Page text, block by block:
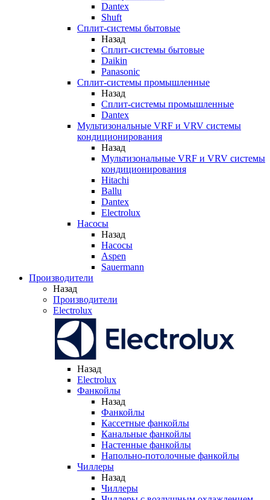
Dantex
Shuft
Сплит-системы бытовые
Назад
Сплит-системы бытовые
Daikin
Panasonic
Сплит-системы промышленные
Назад
Сплит-системы промышленные
Dantex
Мультизональные VRF и VRV системы
кондиционирования
Назад
Мультизональные VRF и VRV системы
кондиционирования
Hitachi
Ballu
Dantex
Electrolux
Насосы
Назад
Насосы
Aspen
Sauermann
Производители
Назад
Производители
Electrolux
Назад
Electrolux
Фанкойлы
Назад
Фанкойлы
Кассетные фанкойлы
Канальные фанкойлы
Настенные фанкойлы
Напольно-потолочные фанкойлы
Чиллеры
Назад
Чиллеры